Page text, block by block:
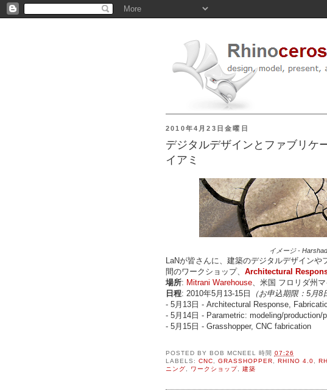
2010年4月23日金曜日
デジタルデザインとファブリケ
イアミ
イメージ -
LaNが皆さんに、建築のデジタルデザインや
間のワークショップ、 Architectural
場所: Mitrani Warehouse、米国 フロリダ州マ
日程: 2010年5月13-15日
（お申込期限：5月8
- 5月13日 - Architectural Response,
- 5月14日 - Parametric: modeling/production/
- 5月15日 - Grasshopper, CNC fabrication
POSTED BY BOB MCNEEL 時間 07:26
LABELS: CNC GRASSHOPPER RHINO 4.0
ニング
ワークショップ, 建築